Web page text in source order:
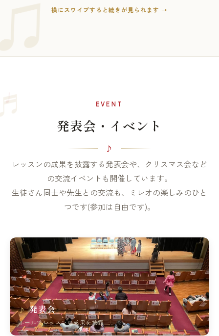
横にスワイプすると続きが見られます →
♩ EVENT
発表会・イベント
レッスンの成果を披露する発表会や、クリスマス会など
の交流イベントも開催しています。
生徒さん同士や先生との交流も、ミレオの楽しみのひと
つです(参加は自由です)。
発表会
ホールでレッスンの成果を披露